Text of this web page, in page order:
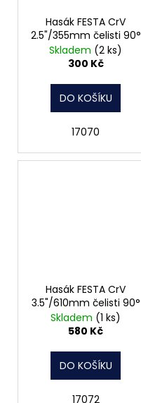
Hasák FESTA CrV
2.5"/355mm čelisti 90°
Skladem (2 ks)
300 Kč
DO KOŠÍKU
17070
Hasák FESTA CrV
3.5"/610mm čelisti 90°
Skladem (1 ks)
580 Kč
DO KOŠÍKU
17072